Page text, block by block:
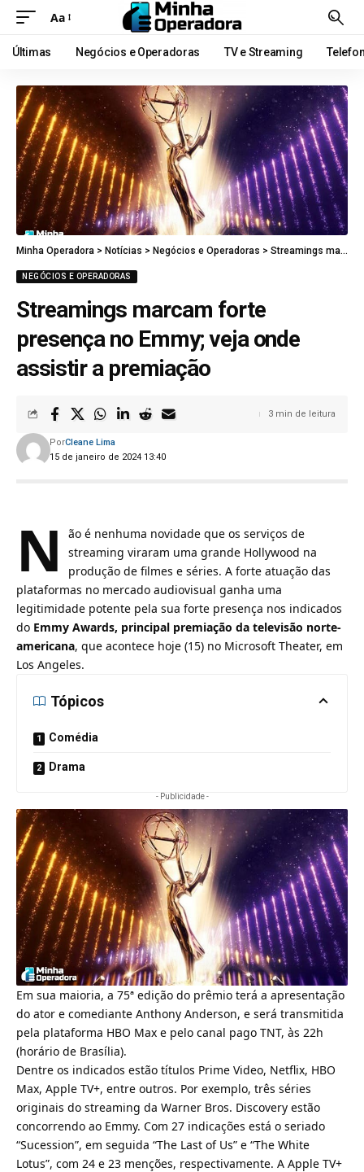
Aa
Últimas Negócios e Operadoras TV e Streaming
Minha Operadora > Notícias > Negócios e Operadoras > Streamings marcam forte presença no Emmy; veja onde assistir a premiação
NEGÓCIOS E OPERADORAS
Streamings marcam forte
presença no Emmy; veja onde
assistir a premiação
15 de janeiro de 2024 13:40
PorCleane Lima
3 min de leitura
N
ão é nenhuma novidade que os serviços de
streaming viraram uma grande Hollywood na
produção de filmes e séries. A forte atuação das
plataformas no mercado audiovisual ganha uma
legitimidade potente pela sua forte presença nos indicados
do Emmy Awards, principal premiação da televisão norte-
americana, que acontece hoje (15) no Microsoft Theater, em
Los Angeles.
Tópicos
Comédia
Drama
- Publicidade -
Em sua maioria, a 75ª edição do prêmio terá a apresentação
do ator e comediante Anthony Anderson, e será transmitida
pela plataforma HBO Max e pelo canal pago TNT, às 22h
(horário de Brasília).
Dentre os indicados estão títulos Prime Video, Netflix, HBO
Max, Apple TV+, entre outros. Por exemplo, três séries
originais do streaming da Warner Bros. Discovery estão
concorrendo ao Emmy. Com 27 indicações está o seriado
“Sucession”, em seguida “The Last of Us” e “The White
Lotus”, com 24 e 23 menções, respectivamente. A Apple TV+